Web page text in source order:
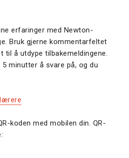
erfaringer med Newton-
Bruk gjerne kommentarfeltet
til å utdype tilbakemeldingene.
minutter å svare på, og du
koden med mobilen din. QR-